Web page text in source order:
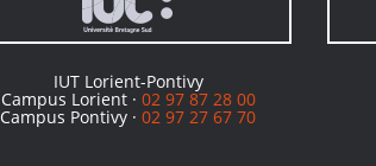
IUT Lorient-Pontivy
Campus Lorient · 02 97 87 28 00
Campus Pontivy ·02 97 27 67 70